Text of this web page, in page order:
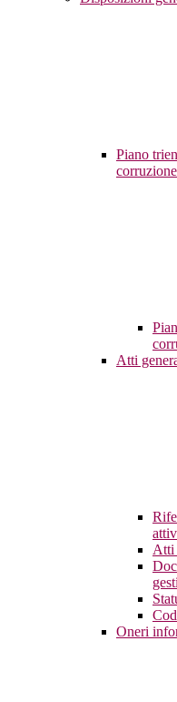
Piano
Atti
Atti
Oneri